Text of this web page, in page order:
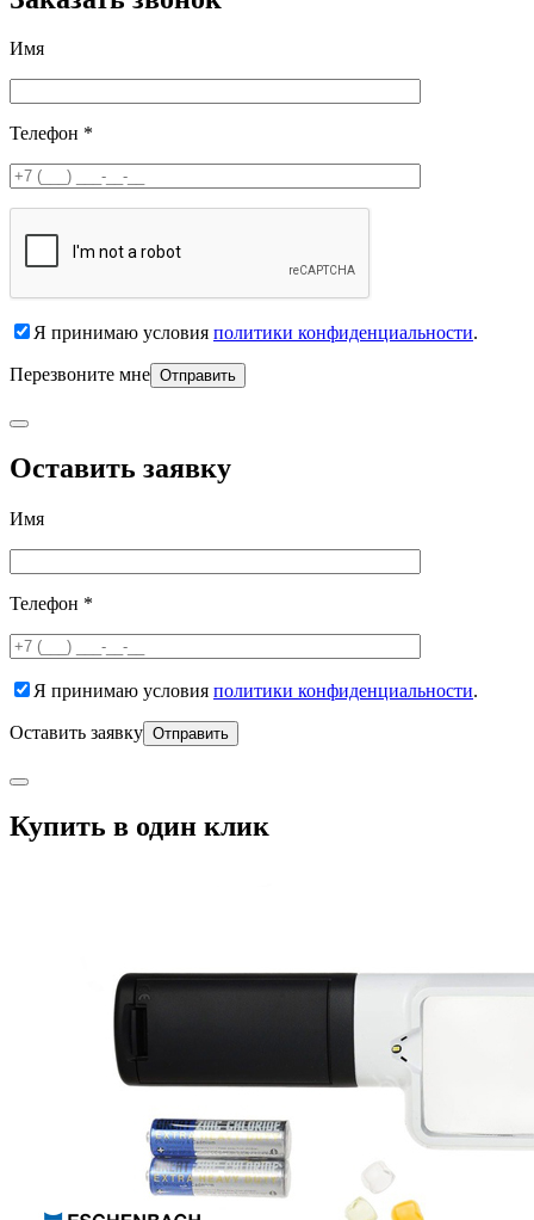
Имя
Телефон *
Я принимаю условия политики конфиденциальности.
Перезвоните мне
Оставить заявку
Имя
Телефон *
Я принимаю условия политики конфиденциальности.
Оставить заявку
Купить в один клик